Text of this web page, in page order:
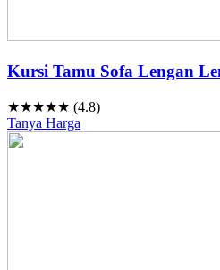
Kursi Tamu Sofa Lengan
★★★★★ (4.8)
Tanya Harga